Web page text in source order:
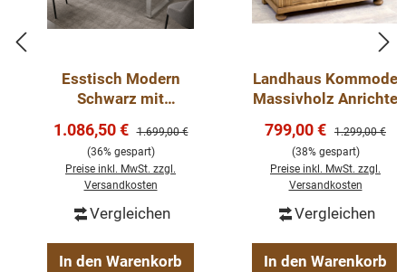
Esstisch Modern
Schwarz mit
verchromten
Tischbeinen – 220
cm
Verkaufspreis:
1.086,50 € Regulärer Preis:
1.699,00 €
(36% gespart)
Preise inkl. MwSt. zzgl.
Versandkosten
Vergleichen
In den Warenkorb
Landhaus Kommode
Massivholz Anrichte
Verkaufspreis:
799,00 € Regulärer
1.299,00 €
(38% gespart)
Preise inkl. MwSt. zzgl.
Versandkosten
Vergleichen
In den Warenkorb